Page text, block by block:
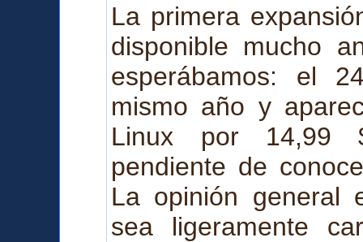
La primera
disponible mucho
esperábamos: el
mismo año y a
Linux por 14,99
pendiente de
La opinión general
sea ligeramente